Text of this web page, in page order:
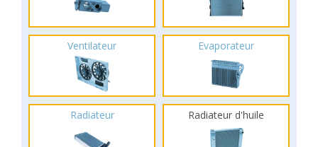
Ventilateur Evaporateur
Radiateur Radiateur d'huile